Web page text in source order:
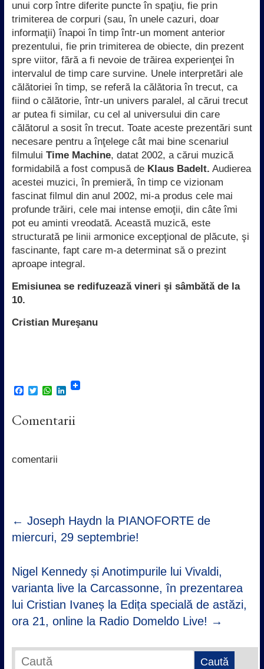
unui corp între diferite puncte în spaţiu, fie prin
trimiterea de corpuri (sau, în unele cazuri, doar
informaţii) înapoi în timp într-un moment anterior
prezentului, fie prin trimiterea de obiecte, din prezent
spre viitor, fără a fi nevoie de trăirea experienţei în
intervalul de timp care survine. Unele interpretări ale
călătoriei în timp, se referă la călătoria în trecut, ca
fiind o călătorie, într-un univers paralel, al cărui trecut
ar putea fi similar, cu cel al universului din care
călătorul a sosit în trecut. Toate aceste prezentări sunt
necesare pentru a înţelege cât mai bine scenariul
filmului Time Machine, datat 2002, a cărui muzică
formidabilă a fost compusă de Klaus Badelt. Audierea
acestei muzici, în premieră, în timp ce vizionam
fascinat filmul din anul 2002, mi-a produs cele mai
profunde trăiri, cele mai intense emoţii, din câte îmi
pot eu aminti vreodată. Această muzică, este
structurată pe linii armonice excepţional de plăcute, şi
fascinante, fapt care m-a determinat să o prezint
aproape integral.
Emisiunea se redifuzează vineri şi sâmbătă de la
10.
Cristian Mureşanu
F
e
b
k
T
t
t
W
t
s
p
L
k
e
Comentarii
comentarii
← Joseph Haydn la PIANOFORTE de
miercuri, 29 septembrie!
Nigel Kennedy și Anotimpurile lui Vivaldi,
varianta live la Carcassonne, în prezentarea
lui Cristian Ivaneș la Edița specială de astăzi,
ora 21, online la Radio Domeldo Live! →